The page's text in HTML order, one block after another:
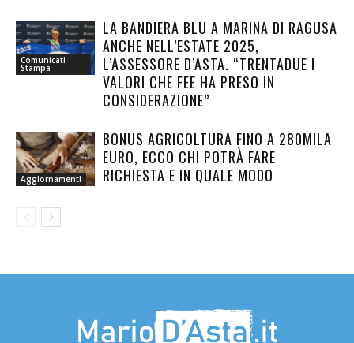
Comunicati
Stampa
LA BANDIERA BLU A MARINA DI RAGUSA
ANCHE NELL’ESTATE 2025,
L’ASSESSORE D’ASTA. “TRENTADUE I
VALORI CHE FEE HA PRESO IN
CONSIDERAZIONE”
Aggiornamenti
BONUS AGRICOLTURA FINO A 280MILA
EURO, ECCO CHI POTRÀ FARE
RICHIESTA E IN QUALE MODO